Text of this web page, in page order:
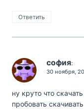
Ответить
софия:
30 ноября,
ну круто что
пробовать скачивать